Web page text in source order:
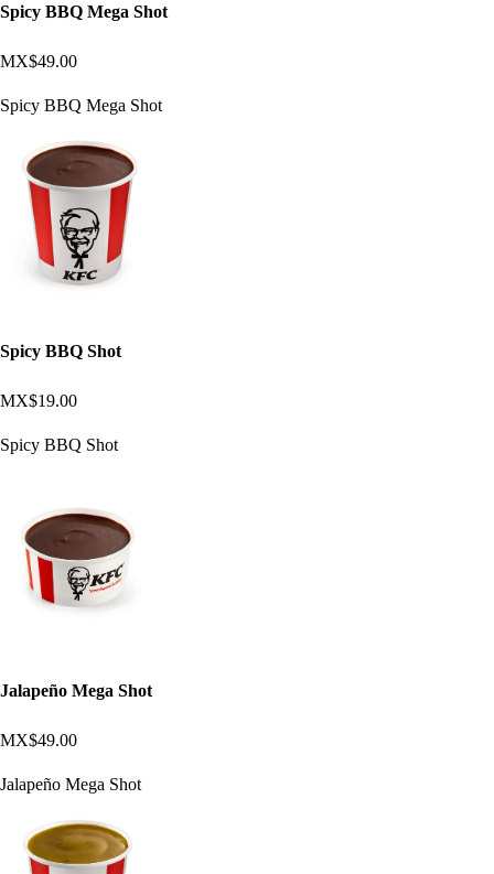
Spicy BBQ Mega Shot
MX$49.00
Spicy BBQ Mega Shot
Spicy BBQ Shot
MX$19.00
Spicy BBQ Shot
Jalapeño Mega Shot
MX$49.00
Jalapeño Mega Shot